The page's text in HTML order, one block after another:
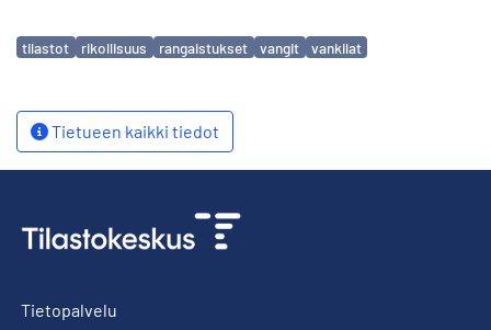
Avainsanat
tilastot rikollisuus rangaistukset vangit vankilat
Tietueen kaikki tiedot
Tietopalvelu